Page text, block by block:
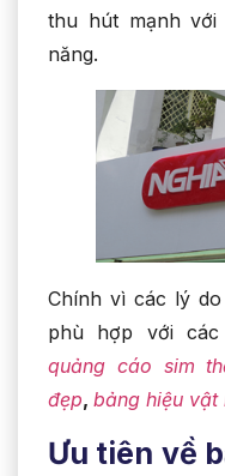
thu hút mạnh với
năng.
Chính vì các lý
phù hợp với
quảng cáo sim
đẹp, bảng hiệu
Ưu tiên về